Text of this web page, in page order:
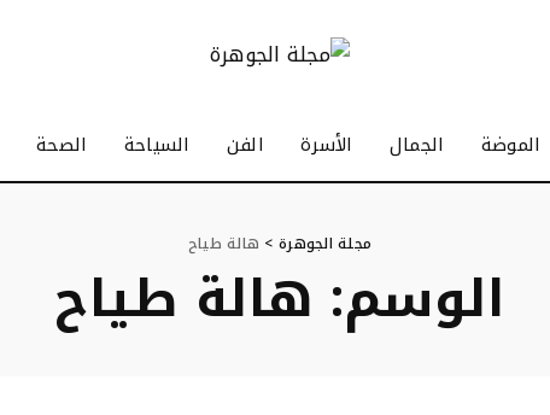
الموضة الجمال الأسرة الفن السياحة الصحة
مجلة الجوهرة > هالة طياح
الوسم: هالة طياح